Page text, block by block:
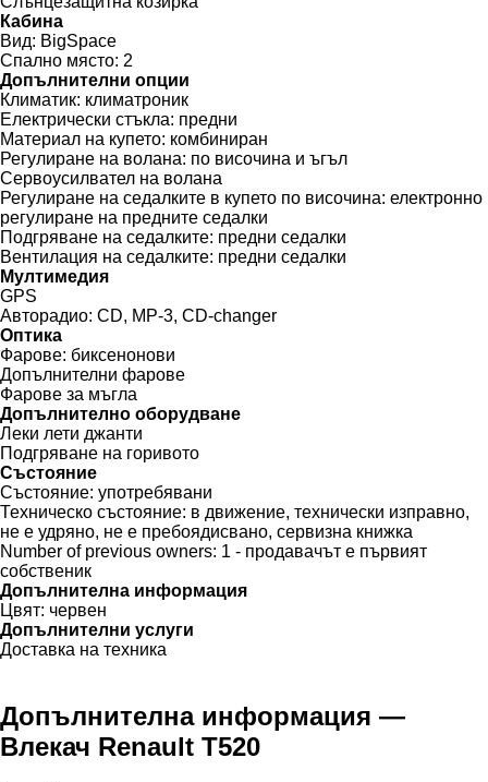
Кабина
Вид: BigSpace
Спално място: 2
Допълнителни опции
Климатик: климатроник
Електрически стъкла: предни
Материал на купето: комбиниран
Регулиране на волана: по височина и ъгъл
Сервоусилвател на волана
Регулиране на седалките в купето по височина: електронно
регулиране на предните седалки
Подгряване на седалките: предни седалки
Вентилация на седалките: предни седалки
Мултимедия
GPS
Авторадио: CD, MP-3, CD-changer
Оптика
Фарове: биксенонови
Допълнителни фарове
Фарове за мъгла
Допълнително оборудване
Леки лети джанти
Подгряване на горивото
Състояние
Състояние: употребявани
Техническо състояние: в движение, технически изправно,
не е удряно, не е пребоядисвано, сервизна книжка
Number of previous owners: 1 - продавачът е първият
собственик
Допълнителна информация
Цвят: червен
Допълнителни услуги
Доставка на техника
Допълнителна информация —
Влекач Renault T520